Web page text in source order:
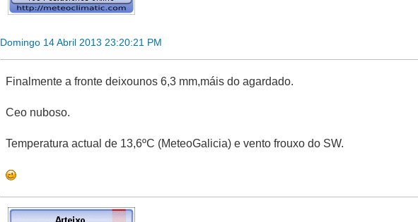
Domingo 14 Abril 2013 23:20:21 PM
Finalmente a fronte deixounos 6,3 mm,máis do agardado.
Ceo nuboso.
Temperatura actual de 13,6ºC (MeteoGalicia) e vento frouxo do SW.